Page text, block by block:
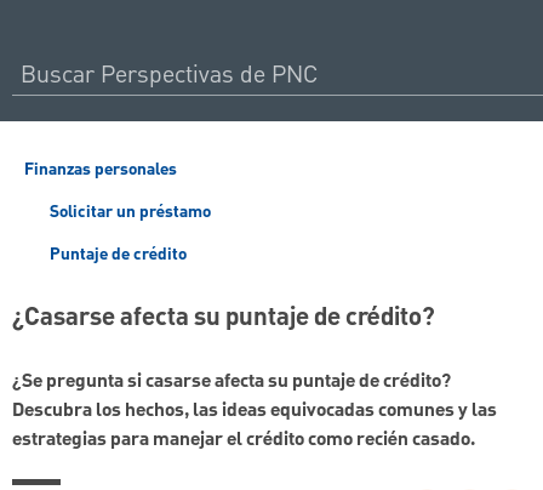
Finanzas personales
Solicitar un préstamo
Puntaje de crédito
¿Casarse afecta su puntaje de crédito?
¿Se pregunta si casarse afecta su puntaje de crédito?
Descubra los hechos, las ideas equivocadas comunes y las
estrategias para manejar el crédito como recién casado.